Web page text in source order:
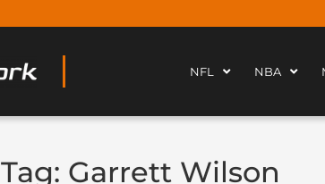
NFL NBA
Tag: Garrett Wilson